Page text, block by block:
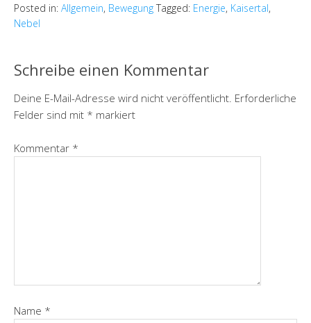
Posted in: Allgemein, Bewegung Tagged: Energie, Kaisertal,
Nebel
Schreibe einen Kommentar
Deine E-Mail-Adresse wird nicht veröffentlicht. Erforderliche
Felder sind mit * markiert
Kommentar *
Name *